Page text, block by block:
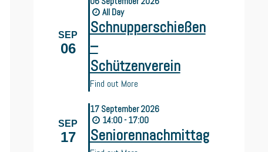
SEP
06
All Day
Schnupperschießen
–
Schützenverein
Find out More
SEP
17
17 September2026
14:00 - 17:00
Seniorennachmittag